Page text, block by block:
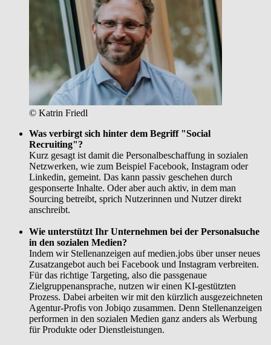
© Katrin Friedl
Was verbirgt sich hinter dem Begriff "Social
Recruiting"?
Kurz gesagt ist damit die Personalbeschaffung in sozialen
Netzwerken, wie zum Beispiel Facebook, Instagram oder
Linkedin, gemeint. Das kann passiv geschehen durch
gesponserte Inhalte. Oder aber auch aktiv, in dem man
Sourcing betreibt, sprich Nutzerinnen und Nutzer direkt
anschreibt.
Wie unterstützt Ihr Unternehmen bei der Personalsuche
in den sozialen Medien?
Indem wir Stellenanzeigen auf medien.jobs über unser neues
Zusatzangebot auch bei Facebook und Instagram verbreiten.
Für das richtige Targeting, also die passgenaue
Zielgruppenansprache, nutzen wir einen KI-gestützten
Prozess. Dabei arbeiten wir mit den kürzlich ausgezeichneten
Agentur-Profis von Jobiqo zusammen. Denn Stellenanzeigen
performen in den sozialen Medien ganz anders als Werbung
für Produkte oder Dienstleistungen.